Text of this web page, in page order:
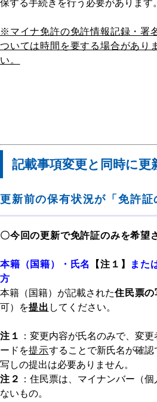
保する手続きを行う必要があります。
※マイナ免許の免許情報記録・署
ついては時間を要する場合があり
い。
記載事項変更と同時に更
更新前の保有状況が「免許証
〇今回の更新で免許証のみを希望
本籍（国籍）・氏名 【注１】
また
方
本籍（国籍）が記載された住民票の
可）を提出 してください。
注１
：変更内容が氏名のみで、変
ードを提示することで新氏名が確
写しの提出は必要ありません。
注２
：住民票は、マイナンバー（
ないもの。